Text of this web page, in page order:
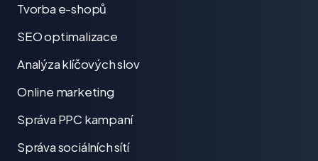
Tvorba e-shopů
SEO optimalizace
Analýza klíčových slov
Online marketing
Správa PPC kampaní
Správa sociálních sítí